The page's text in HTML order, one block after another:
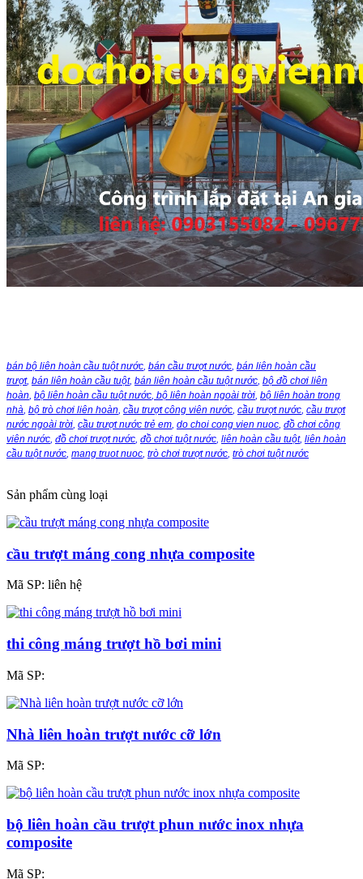
bán bộ liên hoàn cầu tuột nước, bán cầu trượt nước, bán liên hoàn cầu
trượt, bán liên hoàn cầu tuột, bán liên hoàn cầu tuột nước, bộ đồ chơi liên
hoàn, bộ liên hoàn cầu tuột nước, bộ liên hoàn ngoài trời, bộ liên hoàn trong
nhà, bộ trò chơi liên hoàn, cầu trượt công viên nước, cầu trượt nước, cầu trượt
nước ngoài trời, cầu trượt nước trẻ em, do choi cong vien nuoc, đồ chơi công
viên nước, đồ chơi trượt nước, đồ chơi tuột nước, liên hoàn cầu tuột, liên hoàn
cầu tuột nước, mang truot nuoc, trò chơi trượt nước, trò chơi tuột nước
Sản phẩm cùng loại
cầu trượt máng cong nhựa composite
Mã SP: liên hệ
thi công máng trượt hồ bơi mini
Mã SP:
Nhà liên hoàn trượt nước cỡ lớn
Mã SP:
bộ liên hoàn cầu trượt phun nước inox nhựa
composite
Mã SP: